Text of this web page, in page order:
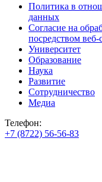
Политика в
данных
Согласие на
посредством
Университет
Образование
Наука
Развитие
Сотрудничество
Медиа
Телефон:
+7 (8722) 56-56-83